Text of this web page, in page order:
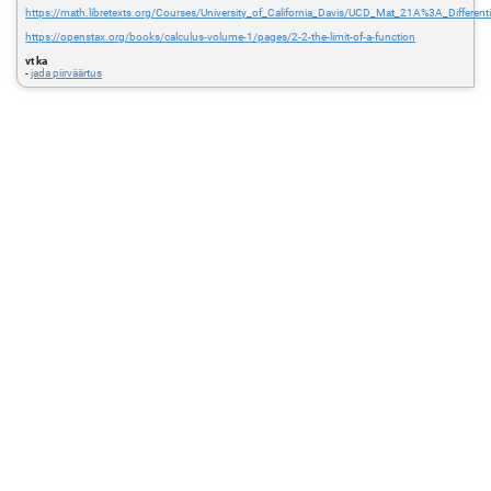
https://math.libretexts.org/Courses/University_of_California_Davis/
https://openstax.org/books/calculus-volume-1/pages/2-2-the-limit-of-a-function
vt ka
-jada piirväärtus